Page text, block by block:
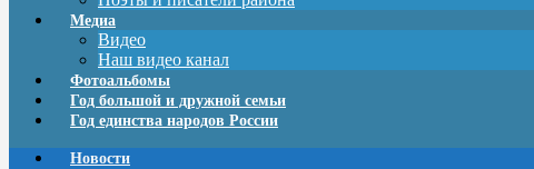
Медиа
Видео
Наш видео канал
Фотоальбомы
Год большой и дружной семьи
Год единства народов России
Новости